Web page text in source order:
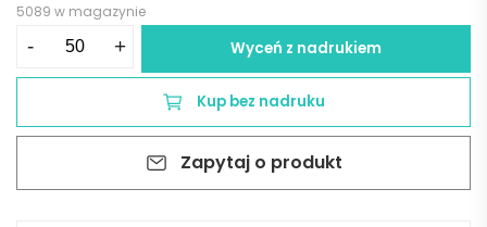
5089 w magazynie
-
otwieracz
butelek
+ Wyceń z nadrukiem
Kup bez nadruku
Zapytaj o produkt